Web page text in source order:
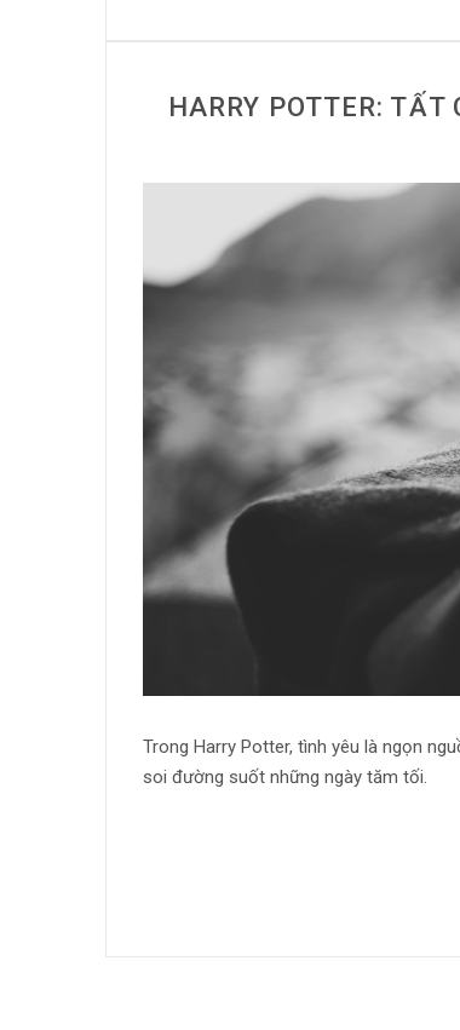
HARRY POTTER:
Trong Harry Potter, tình yêu là ngọn
soi đường suốt những ngày tăm tối.